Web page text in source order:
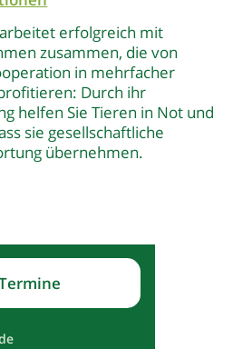
arbeitet erfolgreich mit
zusammen, die von
in mehrfacher
Durch ihr
helfen Sie Tieren in Not und
sie gesellschaftliche
übernehmen.